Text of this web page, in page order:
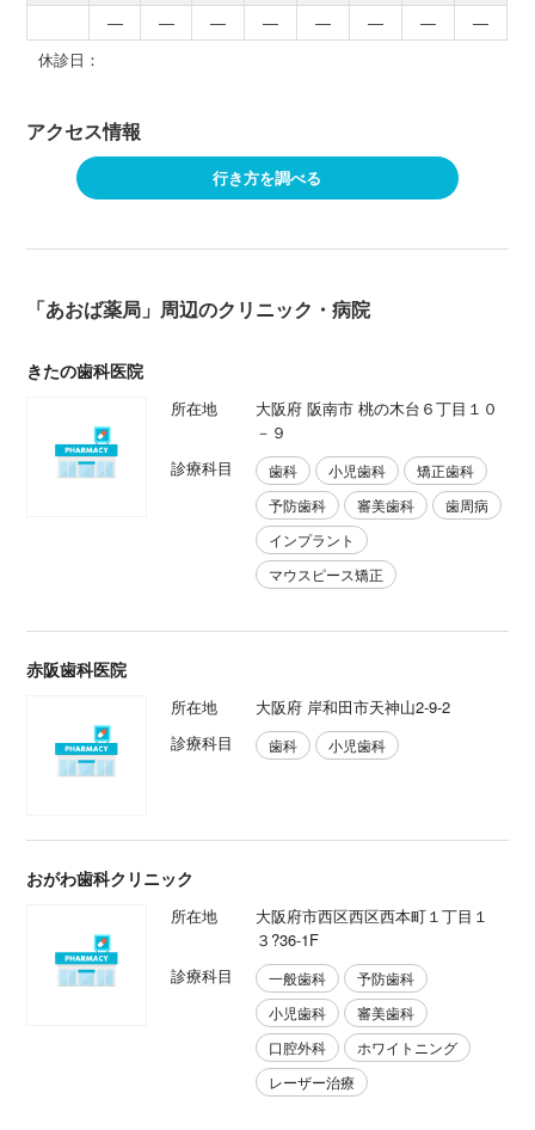
―
― ― ― ― ― ―
―
休診日：
アクセス情報
行き方を調べる
「あおば薬局」周辺のクリニック・病院
きたの歯科医院
所在地
大阪府 阪南市 桃の木台６丁目１０
－９
診療科目
歯科 小児歯科
矯正歯科
予防歯科
審美歯科
歯周病
インプラント
マウスピース矯正
赤阪歯科医院
所在地
大阪府 岸和田市天神山2-9-2
診療科目
歯科 小児歯科
おがわ歯科クリニック
所在地
大阪府市西区西区西本町１丁目１
３?36-1F
診療科目
一般歯科
予防歯科
小児歯科
審美歯科
口腔外科
ホワイトニング
レーザー治療